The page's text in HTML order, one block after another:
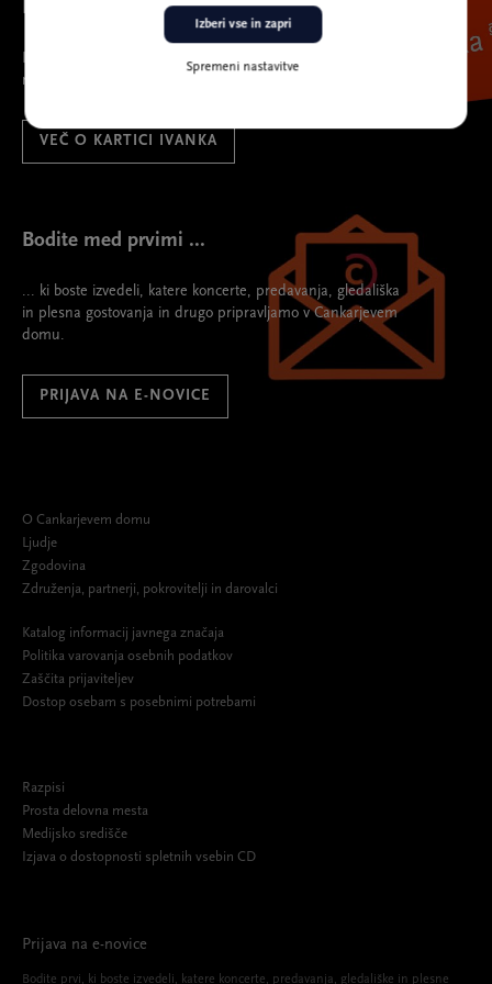
najboljša spremljevalka na prireditve.
VEČ O KARTICI IVANKA
Bodite med prvimi ...
... ki boste izvedeli, katere koncerte, predavanja, gledališka
in plesna gostovanja in drugo pripravljamo v Cankarjevem
domu.
PRIJAVA NA E-NOVICE
O Cankarjevem domu
Ljudje
Zgodovina
Združenja, partnerji, pokrovitelji in darovalci
Katalog informacij javnega značaja
Politika varovanja osebnih podatkov
Zaščita prijaviteljev
Dostop osebam s posebnimi potrebami
Razpisi
Prosta delovna mesta
Medijsko središče
Izjava o dostopnosti spletnih vsebin CD
Prijava na e-novice
Bodite prvi, ki boste izvedeli, katere koncerte, predavanja, gledališke in plesne
Spremeni nastavitve
Izberi vse in zapri